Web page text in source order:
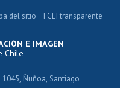
E IMAGEN
Chile
Ñuñoa, Santiago
del sitio FCEI transparente